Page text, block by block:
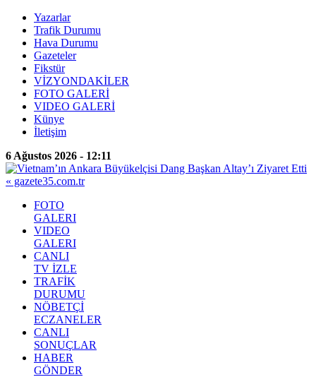
Yazarlar
Trafik Durumu
Hava Durumu
Gazeteler
Fikstür
VİZYONDAKİLER
FOTO GALERİ
VIDEO GALERİ
Künye
İletişim
6 Ağustos 2026 - 12:11
FOTO
GALERI
VIDEO
GALERI
CANLI
TV İZLE
TRAFİK
DURUMU
NÖBETÇİ
ECZANELER
CANLI
SONUÇLAR
HABER
GÖNDER